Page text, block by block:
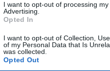
I want to opt-out of processing
Advertising.
Opted In
I want to opt-out of Collection,
of my Personal Data that Is
was collected.
Opted Out